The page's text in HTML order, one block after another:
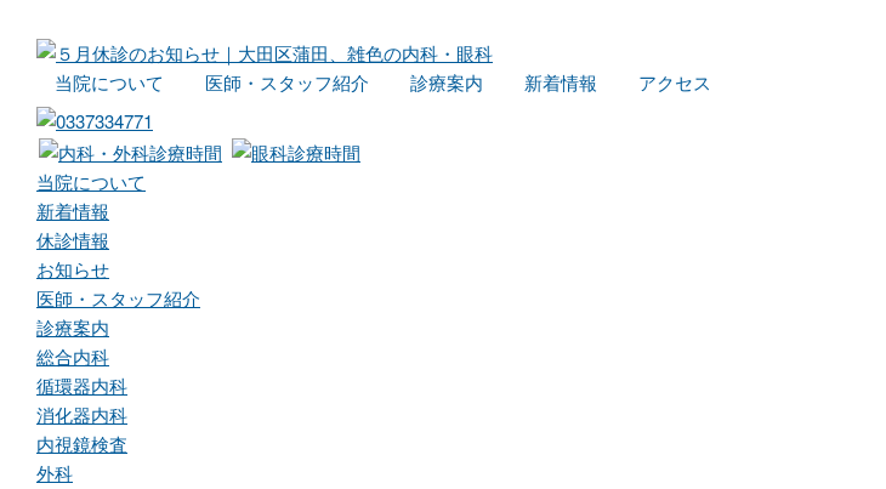
当院について 医師・スタッフ紹介 診療案内 新着情報 アクセス
当院について
新着情報
休診情報
お知らせ
医師・スタッフ紹介
診療案内
総合内科
循環器内科
消化器内科
内視鏡検査
外科